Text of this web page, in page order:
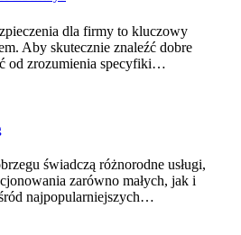
dla firmy to kluczowy
Aby skutecznie znaleźć dobre
od zrozumienia specyfiki…
świadczą różnorodne usługi,
zarówno małych, jak i
najpopularniejszych…